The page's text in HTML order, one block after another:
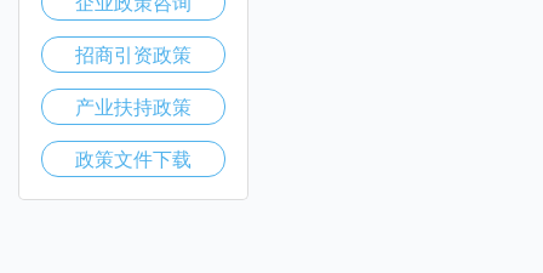
招商引资政策
产业扶持政策
政策文件下载